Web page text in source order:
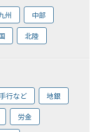
州 中部
北陸
行など 地銀
労金